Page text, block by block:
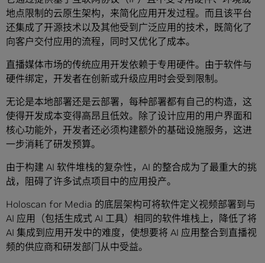
地点限制的云原生架构，来简化应用开发过程。而且该平台
还集成了开源技术以及其他受到广泛应用的技术，既简化了
向客户交付应用的流程，同时又优化了成本。
直播媒体市场的传统应用开发依赖于专用硬件。由于软件与
硬件绑定，开发者在创新或升级应用时会受到限制。
无论是本地部署还是云部署，每种部署都有自己的构造，这
使得开发成本变得高昂且低效。除了设计应用的用户界面和
核心功能外，开发者还必须构建额外的基础设施服务，这进
一步消耗了研发预算。
由于构建 AI 软件堆栈的复杂性，AI 的整合成为了最重大的挑
战，阻碍了许多试点项目中的应用投产。
Holoscan for Media 的底层架构可将软件定义视频部署到与
AI 应用（包括生成式 AI 工具）相同的软件堆栈上，降低了将
AI 集成到应用开发中的难度，使想要将 AI 应用整合到直播视
频的供应商和研发部门从中受益。